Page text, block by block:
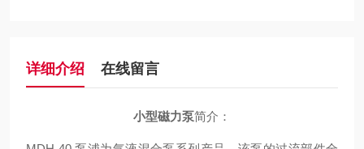
详细介绍 在线留言
小型磁力泵简介：